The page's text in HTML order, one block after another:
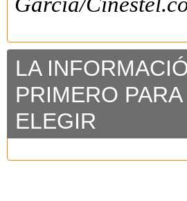
LA
PRIMERO
ELEGIR